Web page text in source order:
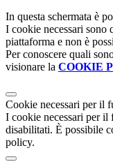
In questa schermata è
I cookie necessari sono
piattaforma e non è
Per conoscere quali
visionare la COOKIE
Cookie necessari per il
I cookie necessari per il
disabilitati. È possibile
policy.